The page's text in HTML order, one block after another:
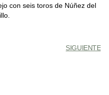
con seis toros de Núñez del
SIGUIENTE